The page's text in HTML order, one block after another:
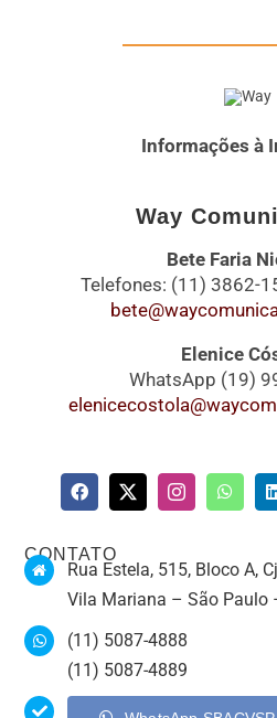
Informações à
Way
Bete Faria
Telefones: (11) 3862-
Elenice
WhatsApp (19)
CONTATO
Rua Estela, 515, Bloco A,
Vila Mariana – São Paulo
(11) 5087-4888
(11) 5087-4889